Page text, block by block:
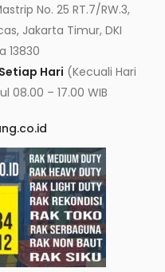
No. 25 RT.7/RW.3,
Jakarta Timur, DKI
13830
Hari (Kecuali Hari
08.00 – 17.00 WIB